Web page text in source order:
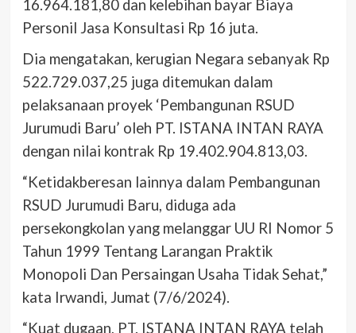
16.964.181,80 dan kelebihan bayar Biaya
Personil Jasa Konsultasi Rp 16 juta.
Dia mengatakan, kerugian Negara sebanyak Rp
522.729.037,25 juga ditemukan dalam
pelaksanaan proyek ‘Pembangunan RSUD
Jurumudi Baru’ oleh PT. ISTANA INTAN RAYA
dengan nilai kontrak Rp 19.402.904.813,03.
“Ketidakberesan lainnya dalam Pembangunan
RSUD Jurumudi Baru, diduga ada
persekongkolan yang melanggar UU RI Nomor 5
Tahun 1999 Tentang Larangan Praktik
Monopoli Dan Persaingan Usaha Tidak Sehat,”
kata Irwandi, Jumat (7/6/2024).
“Kuat dugaan, PT. ISTANA INTAN RAYA telah